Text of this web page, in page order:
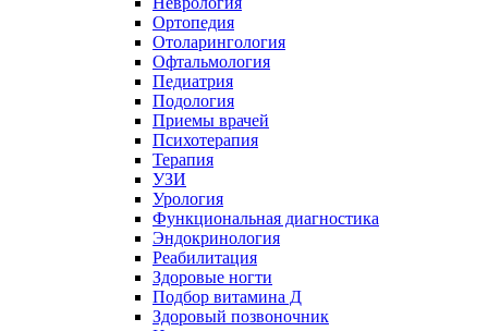
Ортопедия
Отоларингология
Офтальмология
Педиатрия
Подология
Приемы врачей
Психотерапия
Терапия
УЗИ
Урология
Функциональная диагностика
Эндокринология
Реабилитация
Здоровые ногти
Подбор витамина Д
Здоровый позвоночник